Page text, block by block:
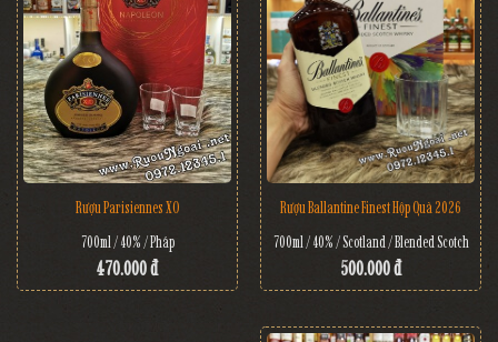
Rượu Parisiennes XO
700ml / 40% / Pháp
470.000 đ
Rượu Ballantine Finest Hộp Quà 2026
700ml / 40% / Scotland / Blended Scotch
500.000 đ